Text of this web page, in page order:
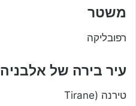
משטר
רפובליקה
עיר בירה של אלבניה
טירנה (Tirane